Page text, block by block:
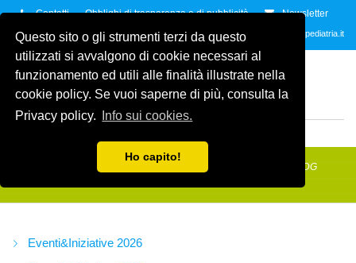
Questo sito o gli strumenti terzi da questo
utilizzati si avvalgono di cookie necessari al
funzionamento ed utili alle finalità illustrate nella
cookie policy. Se vuoi saperne di più, consulta la
Privacy policy.
Info sui cookies.
Ho capito!
Contatti Obblighi di trasparenza e di pubblicità Newsletter
Contattaci allo035.2678061oppure all'indirzzo e-mail info@amicidellapediatria.it
ASSOCIAZIONE AMICI
DELLA PEDIATRIAETS
ODV
Amici della Pediatria Eventi&Iniziative 2026 3GDG
Eventi&Iniziative 2026